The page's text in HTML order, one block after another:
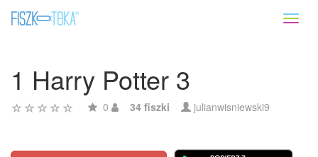
1 Harry Potter 3
0 34 fiszki julianwisniewski9